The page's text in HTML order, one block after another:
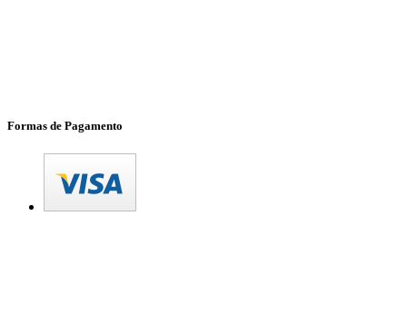
Formas de Pagamento